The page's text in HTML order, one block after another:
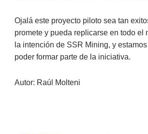
Ojalá este proyecto piloto sea tan
promete y pueda replicarse en todo el
la intención de SSR Mining, y
poder formar parte de la iniciativa.
Autor: Raúl Molteni